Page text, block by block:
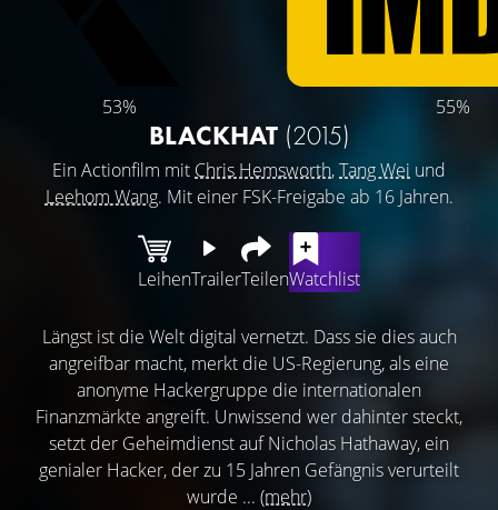
53% 55%
BLACKHAT (2015)
Ein Actionfilm mit Chris Hemsworth,Tang Wei und
Leehom Wang. Mit einer FSK-Freigabe ab 16 Jahren.
LeihenTrailerTeilenWatchlist
Längst ist die Welt digital vernetzt. Dass sie dies auch
angreifbar macht, merkt die US-Regierung, als eine
anonyme Hackergruppe die internationalen
Finanzmärkte angreift. Unwissend wer dahinter steckt,
setzt der Geheimdienst auf Nicholas Hathaway, ein
genialer Hacker, der zu 15 Jahren Gefängnis verurteilt
wurde ... (mehr)